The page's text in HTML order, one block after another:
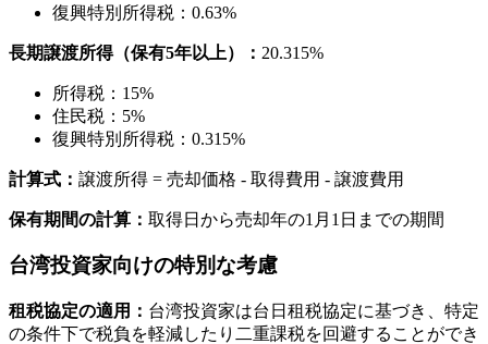
復興特別所得税：0.63%
長期譲渡所得（保有5年以上）： 20.315%
所得税：15%
住民税：5%
復興特別所得税：0.315%
計算式： 譲渡所得 = 売却価格 - 取得費用 - 譲渡費用
保有期間の計算： 取得日から売却年の1月1日までの期間
台湾投資家向けの特別な考慮
租税協定の適用： 台湾投資家は台日租税協定に基づき、特定
の条件下で税負を軽減したり二重課税を回避することができ